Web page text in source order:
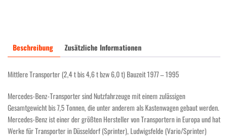
für
Volt
Menge
Beschreibung Zusätzliche Informationen
Mittlere Transporter (2,4 t bis 4,6 t bzw 6,0 t) Bauzeit 1977 – 1995
Mercedes-Benz-Transporter sind Nutzfahrzeuge mit einem zulässigen
Gesamtgewicht bis 7,5 Tonnen, die unter anderem als Kastenwagen gebaut werden.
Mercedes-Benz ist einer der größten Hersteller von Transportern in Europa und hat
Werke für Transporter in Düsseldorf (Sprinter), Ludwigsfelde (Vario/Sprinter)